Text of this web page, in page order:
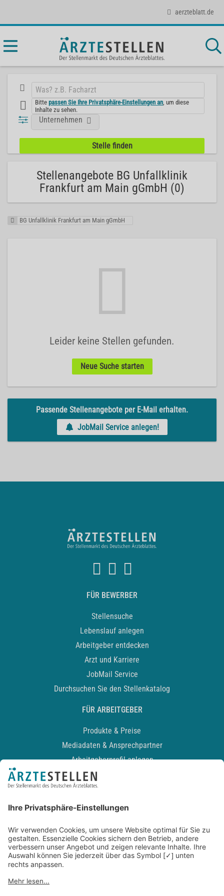
aerzteblatt.de
Bittepassen Sie Ihre Privatsphäre-Einstellungen an , um diese
Inhalte zu sehen.
Unternehmen
Stellenangebote BG Unfallklinik
Frankfurt am Main gGmbH (0)
BG Unfallklinik Frankfurt am Main gGmbH
Leider keine Stellen gefunden.
Neue Suche starten
Passende Stellenangebote per E-Mail erhalten.
JobMail Service anlegen!
FÜR BEWERBER
Stellensuche
Lebenslauf anlegen
Arbeitgeber entdecken
Arzt und Karriere
JobMail Service
Durchsuchen Sie den Stellenkatalog
FÜR ARBEITGEBER
Produkte & Preise
Mediadaten & Ansprechpartner
Arbeitgeberprofil anlegen
Recruiting-Podcast
Kontakt
Datenschutz
Newsletter